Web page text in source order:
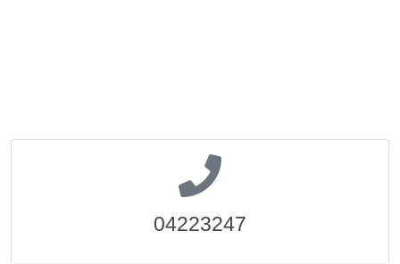
04223247